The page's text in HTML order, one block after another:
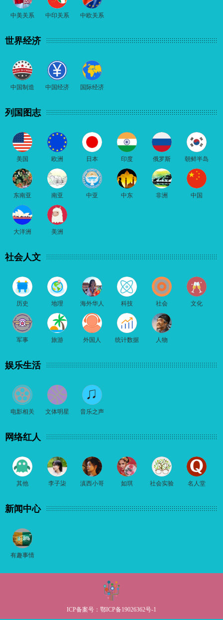
中美关系 中印关系 中欧关系
世界经济
中国制造 中国经济 国际经济
列国图志
美国 欧洲 日本 印度 俄罗斯 朝鲜半岛
东南亚 南亚 中亚 中东 非洲 中国
大洋洲 美洲
社会人文
历史 地理 海外华人 科技 社会 文化
军事 旅游 外国人 统计数据 人物
娱乐生活
电影相关 文体明星 音乐之声
网络红人
其他 李子柒 滇西小哥 如琪 社会实验 名人堂
新闻中心
有趣事情
ICP备案号： 鄂ICP备19026362号-1